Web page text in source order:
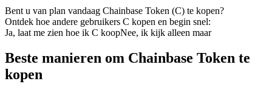
Futures met USDC als onderpand
Bent u van plan vandaag Chainbase Token (C) te kopen?
Ontdek hoe andere gebruikers C kopen en begin snel:
Ja, laat me zien hoe ik C koopNee, ik kijk alleen maar
Beste manieren om Chainbase Token te
kopen